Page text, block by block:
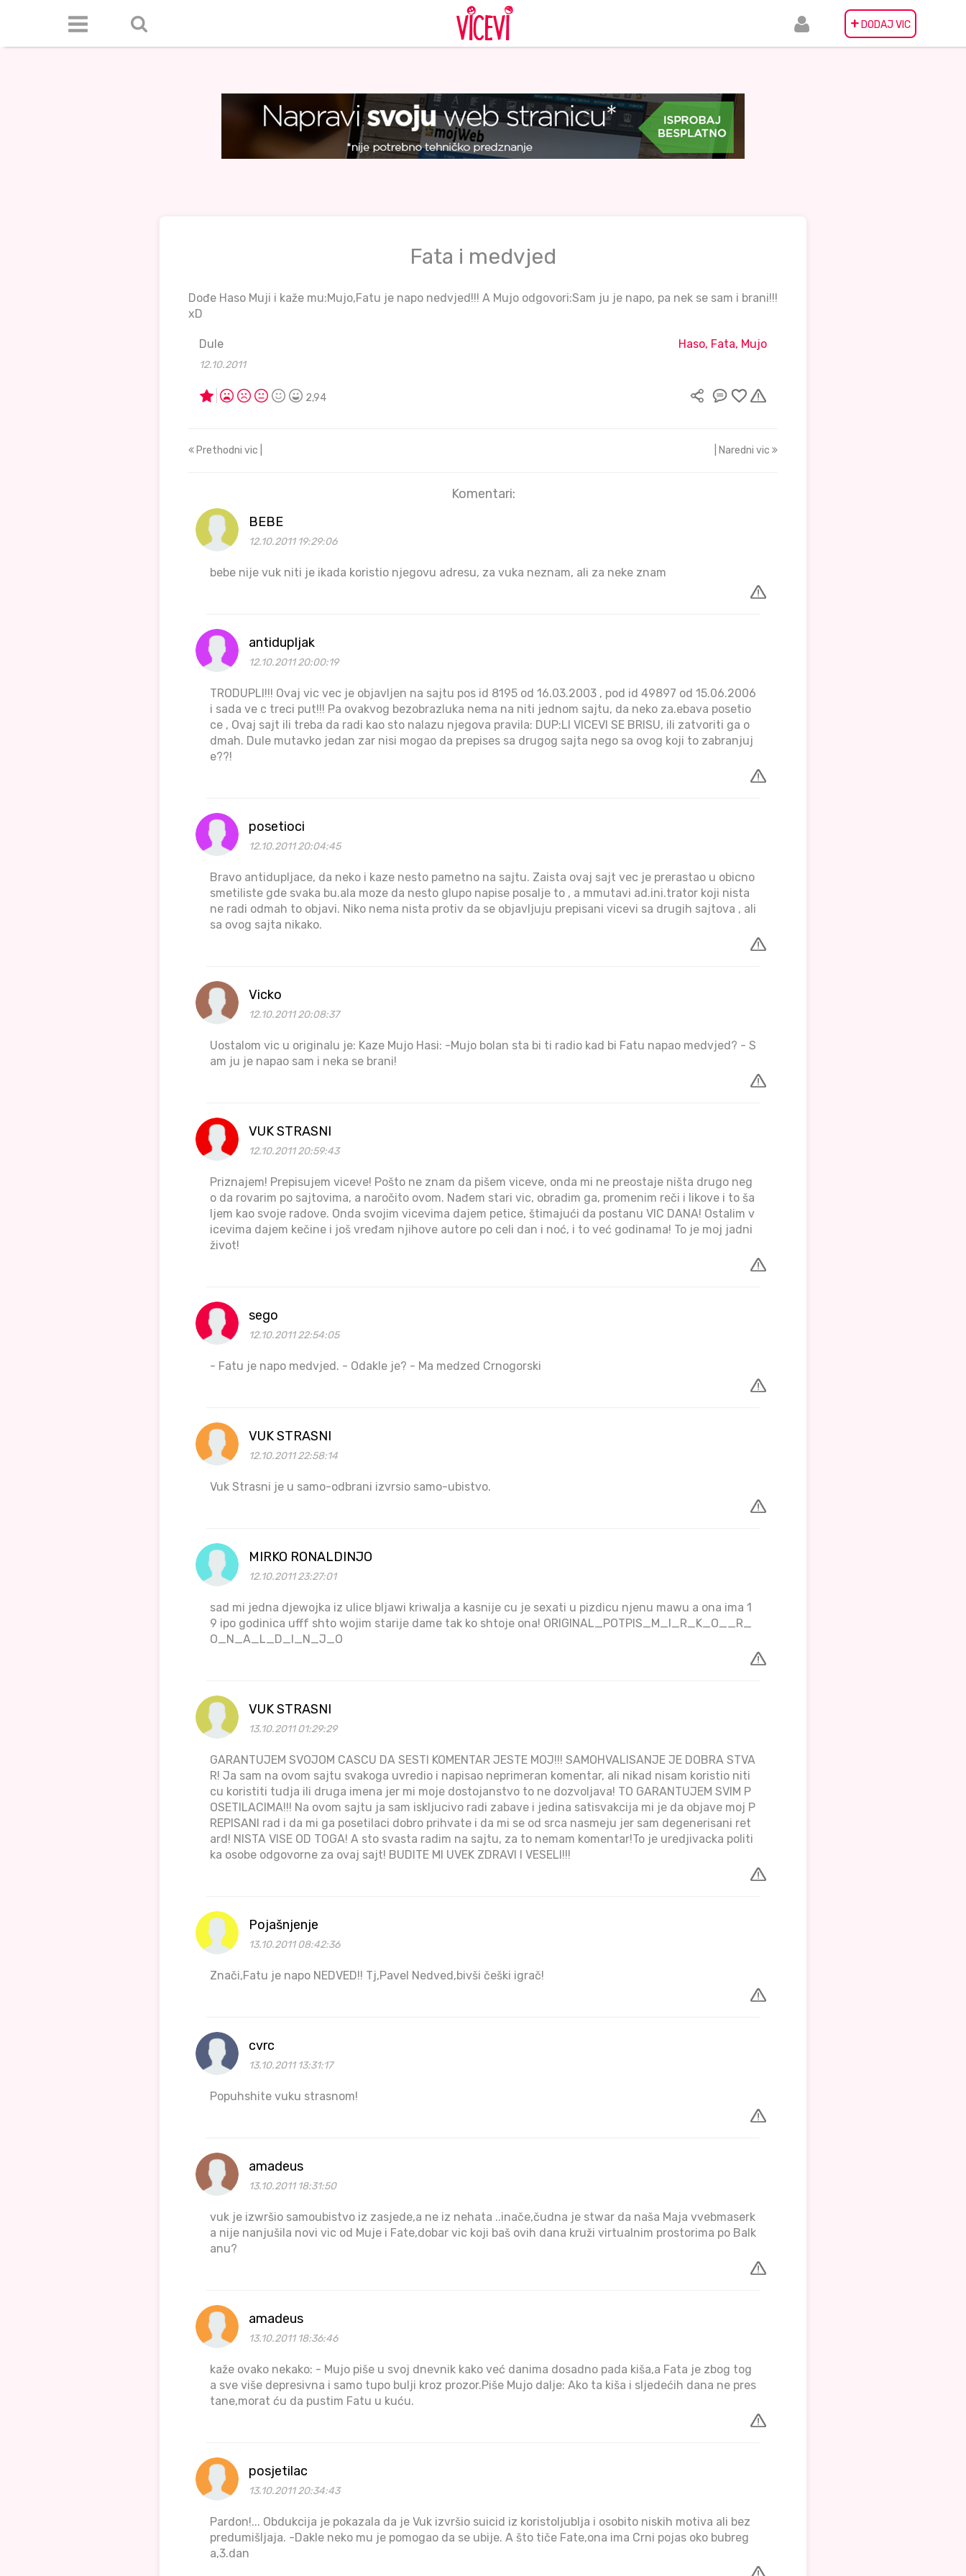
+ DODAJ VIC
Fata i medvjed
Dođe Haso Muji i kaže mu:Mujo,Fatu je napo nedvjed!!! A Mujo odgovori:Sam ju je napo, pa nek se sam i brani!!!
xD
Dule
12.10.2011
Haso, Fata, Mujo
2,94
Prethodni vic | | Naredni vic
Komentari:
BEBE
12.10.2011 19:29:06
bebe nije vuk niti je ikada koristio njegovu adresu, za vuka neznam, ali za neke znam
antidupljak
12.10.2011 20:00:19
TRODUPLI!!! Ovaj vic vec je objavljen na sajtu pos id 8195 od 16.03.2003 , pod id 49897 od 15.06.2006
i sada ve c treci put!!! Pa ovakvog bezobrazluka nema na niti jednom sajtu, da neko za.ebava posetio
ce , Ovaj sajt ili treba da radi kao sto nalazu njegova pravila: DUP:LI VICEVI SE BRISU, ili zatvoriti ga o
dmah. Dule mutavko jedan zar nisi mogao da prepises sa drugog sajta nego sa ovog koji to zabranjuj
e??!
posetioci
12.10.2011 20:04:45
Bravo antidupljace, da neko i kaze nesto pametno na sajtu. Zaista ovaj sajt vec je prerastao u obicno
smetiliste gde svaka bu.ala moze da nesto glupo napise posalje to , a mmutavi ad.ini.trator koji nista
ne radi odmah to objavi. Niko nema nista protiv da se objavljuju prepisani vicevi sa drugih sajtova , ali
sa ovog sajta nikako.
Vicko
12.10.2011 20:08:37
Uostalom vic u originalu je: Kaze Mujo Hasi: -Mujo bolan sta bi ti radio kad bi Fatu napao medvjed? - S
am ju je napao sam i neka se brani!
VUK STRASNI
12.10.2011 20:59:43
Priznajem! Prepisujem viceve! Pošto ne znam da pišem viceve, onda mi ne preostaje ništa drugo neg
o da rovarim po sajtovima, a naročito ovom. Nađem stari vic, obradim ga, promenim reči i likove i to ša
ljem kao svoje radove. Onda svojim vicevima dajem petice, štimajući da postanu VIC DANA! Ostalim v
icevima dajem kečine i još vređam njihove autore po celi dan i noć, i to već godinama! To je moj jadni
život!
sego
12.10.2011 22:54:05
- Fatu je napo medvjed. - Odakle je? - Ma medzed Crnogorski
VUK STRASNI
12.10.2011 22:58:14
Vuk Strasni je u samo-odbrani izvrsio samo-ubistvo.
MIRKO RONALDINJO
12.10.2011 23:27:01
sad mi jedna djewojka iz ulice bljawi kriwalja a kasnije cu je sexati u pizdicu njenu mawu a ona ima 1
9 ipo godinica ufff shto wojim starije dame tak ko shtoje ona! ORIGINAL_POTPIS_M_I_R_K_O__R_
O_N_A_L_D_I_N_J_O
VUK STRASNI
13.10.2011 01:29:29
GARANTUJEM SVOJOM CASCU DA SESTI KOMENTAR JESTE MOJ!!! SAMOHVALISANJE JE DOBRA STVA
R! Ja sam na ovom sajtu svakoga uvredio i napisao neprimeran komentar, ali nikad nisam koristio niti
cu koristiti tudja ili druga imena jer mi moje dostojanstvo to ne dozvoljava! TO GARANTUJEM SVIM P
OSETILACIMA!!! Na ovom sajtu ja sam iskljucivo radi zabave i jedina satisvakcija mi je da objave moj P
REPISANI rad i da mi ga posetilaci dobro prihvate i da mi se od srca nasmeju jer sam degenerisani ret
ard! NISTA VISE OD TOGA! A sto svasta radim na sajtu, za to nemam komentar!To je uredjivacka politi
ka osobe odgovorne za ovaj sajt! BUDITE MI UVEK ZDRAVI I VESELI!!!
Pojašnjenje
13.10.2011 08:42:36
Znači,Fatu je napo NEDVED!! Tj,Pavel Nedved,bivši češki igrač!
cvrc
13.10.2011 13:31:17
Popuhshite vuku strasnom!
amadeus
13.10.2011 18:31:50
vuk je izwršio samoubistvo iz zasjede,a ne iz nehata ..inače,čudna je stwar da naša Maja vvebmaserk
a nije nanjušila novi vic od Muje i Fate,dobar vic koji baš ovih dana kruži virtualnim prostorima po Balk
anu?
amadeus
13.10.2011 18:36:46
kaže ovako nekako: - Mujo piše u svoj dnevnik kako već danima dosadno pada kiša,a Fata je zbog tog
a sve više depresivna i samo tupo bulji kroz prozor.Piše Mujo dalje: Ako ta kiša i sljedećih dana ne pres
tane,morat ću da pustim Fatu u kuću.
posjetilac
13.10.2011 20:34:43
Pardon!... Obdukcija je pokazala da je Vuk izvršio suicid iz koristoljublja i osobito niskih motiva ali bez
predumišljaja. -Dakle neko mu je pomogao da se ubije. A što tiče Fate,ona ima Crni pojas oko bubreg
a,3.dan